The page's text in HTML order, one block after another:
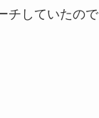
チしていたので